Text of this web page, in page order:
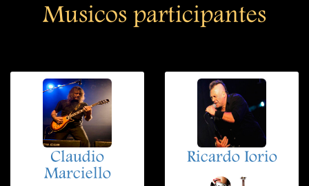
Musicos participantes
Claudio
Marciello
Ricardo Iorio